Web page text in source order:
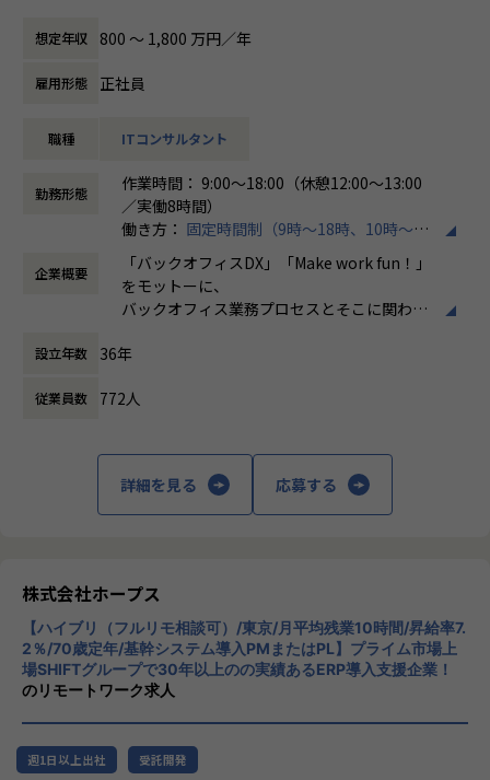
る」
・「日本で新しいマーケットを開拓する」
・「日本でもっと浸透させ、よりよい未来を創る」
だける方からのご応募をお待ちしております！
＜ホープスBLOGもご覧ください＞
プロジェクトの具体例やホープスの社風が分かる記事を掲載
しております！
是非ご覧ください！
HOPES Blog：https://blog.hopes-ise.co.jp/
・開発に強いホープス！そのため上流～下流工程まで案件の
・上流工程やマネジメント、コンサルタントにステップアッ
・ハイブリッド勤務あり！
・平均残業時間が月10時間！ワークライフバランスも整った
【業務の変更の範囲】
IT開発関連業務
実務を通してAWSの設計・構築スキルを高めるため、ホープ
スへご入社。
・Iさん（40代前半）
用・EOL対応に携わり、TerraformやAnsibleを用いた自動
AWS環境の保守・改善を中心に、ユーザー調整・スケジュー
ル管理も担当し、技術とマネジメントの両面からプロジェク
上流工程からシステム全体を俯瞰して関わった経験を活か
し、運用・保守だけでなく設計・構築に継続的に関われる環
境を求め、ホープスへご入社。
・Oさん（50代前半）
運用担当として従事。
ストとして活躍できる場を求めホープスへご入社。
「バックオフィスDX」「Make work fun！」をモットーに、
バックオフィス業務とそこに関わる人たちの働き方を変えて
いくことを通して、企業競争力を向上させることを使命とし
ています。
ヒトが元気になれば、ビジネスも活性化する。​
HOPESはヒトが何をすべきかを追求し、ITの力で “働くを楽
しく” へリノベートすることで社会に貢献します。​
ホープスでは、リモートワーク活用があり平
く、プロジェクトに応じて柔軟な働き方がで
ています。
具体的には、以下のような業務に携わっていただきます。
・SAPシステムの導入プロジェクト支援（要件定義、設計、
実装、テスト、運用保守）
・クライアントとの折衝および課題解決の提案
売上過去最高記録を更新している当社では、今まさに第二次
準大手から中堅規模の企業に特化して、プライム案件、ERP
導入案件、DX推進案件の拡大に注力しております。
SAPコンサルタントとして組織を一緒に作っていただける方
ホープスは、ERP・ERP周辺のシステム開発・導入、
・MISSION「ワークをもっとワクワクに」
ヒトが元気になれば、ビジネスも活性化する。
・VISION「基幹系業務DXをリード」
ITの力で人手不足の解消と流動性の拡大に寄与するサービス
を提供し、世の中の仕事の標準化の輪を広げます。
【ホープスの目指す世界】
《ERP導入を支援し、業務標準化の輪を広げる》
準大手から中堅規模の企業においては実現していない企業が
想定年収 800 〜 1,800 万円／年
雇用形態 正社員
職種 ITコンサルタント
勤務形態
作業時間： 9:00～18:00（休憩12:00～13:00
／実働8時間）
働き方： 固定時間制（9時～18時、10時～19
時など）
時間外労働の有無： 有（月平均10時間）
休憩時間： 60分
企業概要
「バックオフィスDX」「Make work fun！」
をモットーに、
バックオフィス業務プロセスとそこに関わる
企業競争力を向上させることを使命としてい
チ開発やコンサルティングまで幅広いサービ
スを提供しています。クラウドERPやローコ
ード開発を柱とし、業務効率化やDX推進、経
CloudやOracle ERP Cloudなどを活用し、企
業の業務プロセスを最適化し、経営管理の強
化を図っています1。
社風/文化
ホープスは、若手社員が活躍できる環境で、
社内の風通しが良く、活気に満ちた雰囲気が
特徴です。多様性を重視し、様々な国籍や背
景を持つ社員が協力し合いながら働いていま
設立年数 36年
従業員数 772人
詳細を見る 応募する
株式会社ホープス
【ハイブリ（フルリモ相談可）/東京/月平均残業10時間/昇給率7.
2％/70歳定年/基幹システム導入PMまたはPL】プライム市場上
場SHIFTグループで30年以上のの実績あるERP導入支援企業！
のリモートワーク求人
週1日以上出社 受託開発